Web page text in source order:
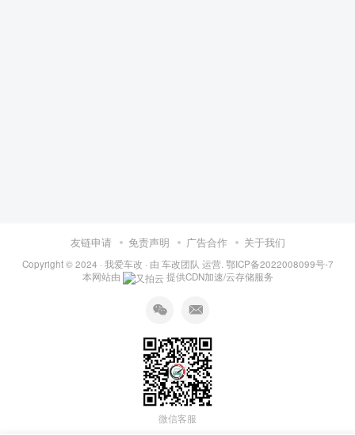
友链申请 免责声明 广告合作 关于我们
Copyright © 2024 · 我爱车改 · 由 车改团队 运营. 鄂ICP备2022008099号-7
本网站由
提供CDN加速/云存储服务
微信客服